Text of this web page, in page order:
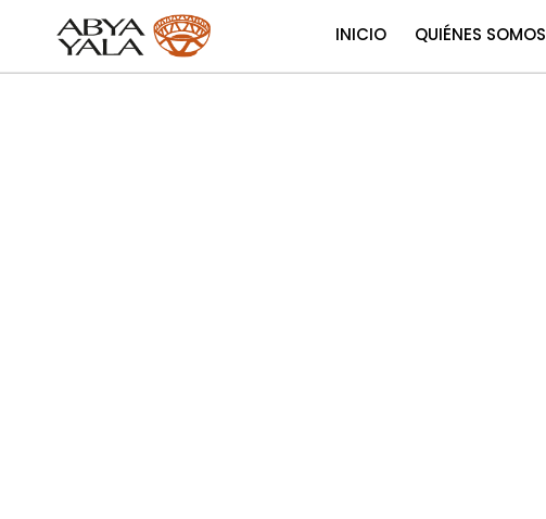
INICIO QUIÉNES SOMOS